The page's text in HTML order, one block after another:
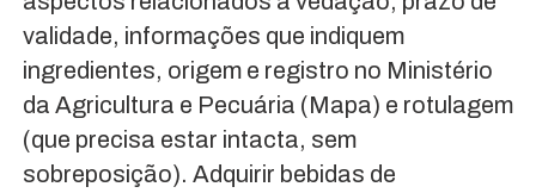
validade, informações que indiquem
ingredientes, origem e registro no Ministério
da Agricultura e Pecuária (Mapa) e rotulagem
(que precisa estar intacta, sem
sobreposição). Adquirir bebidas de